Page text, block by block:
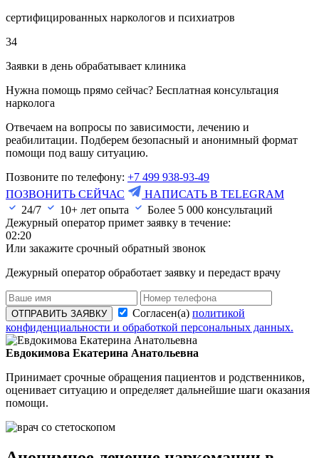
сертифицированных наркологов и психиатров
34
Заявки в день обрабатывает клиника
Нужна помощь прямо сейчас? Бесплатная консультация
нарколога
Отвечаем на вопросы по зависимости, лечению и
реабилитации. Подберем безопасный и анонимный формат
помощи под вашу ситуацию.
Позвоните по телефону: +7 499 938-93-49
ПОЗВОНИТЬ СЕЙЧАС
НАПИСАТЬ В TELEGRAM
24/7
10+ лет опыта Более 5 000 консультаций
Дежурный оператор примет заявку в течение:
02:20
Или закажите срочный обратный звонок
Дежурный оператор обработает заявку и передаст врачу
ОТПРАВИТЬ ЗАЯВКУ Согласен(а) политикой
конфиденциальности и обработкой персональных данных.
Евдокимова Екатерина Анатольевна
Принимает срочные обращения пациентов и родственников,
оценивает ситуацию и определяет дальнейшие шаги оказания
помощи.